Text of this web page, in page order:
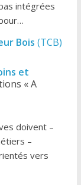
intégrées
Bois (TCB)
et
« A
doivent –
–
vers